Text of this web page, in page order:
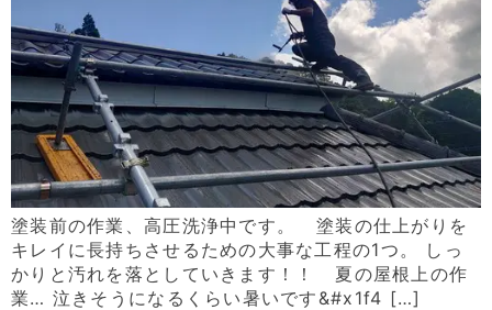
塗装前の作業、高圧洗浄中です。 塗装の仕上がりを
キレイに長持ちさせるための大事な工程の1つ。 しっ
かりと汚れを落としていきます！！ 夏の屋根上の作
業… 泣きそうになるくらい暑いです&#x1f4 […]